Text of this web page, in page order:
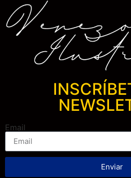
Email
Enviar